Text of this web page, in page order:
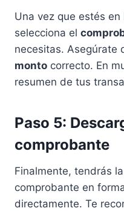
Una vez que estés
selecciona el
necesitas. Asegúrate
monto correcto. En
resumen de tus
Paso 5:
comprobante
Finalmente, tendrás
comprobante en
directamente. Te